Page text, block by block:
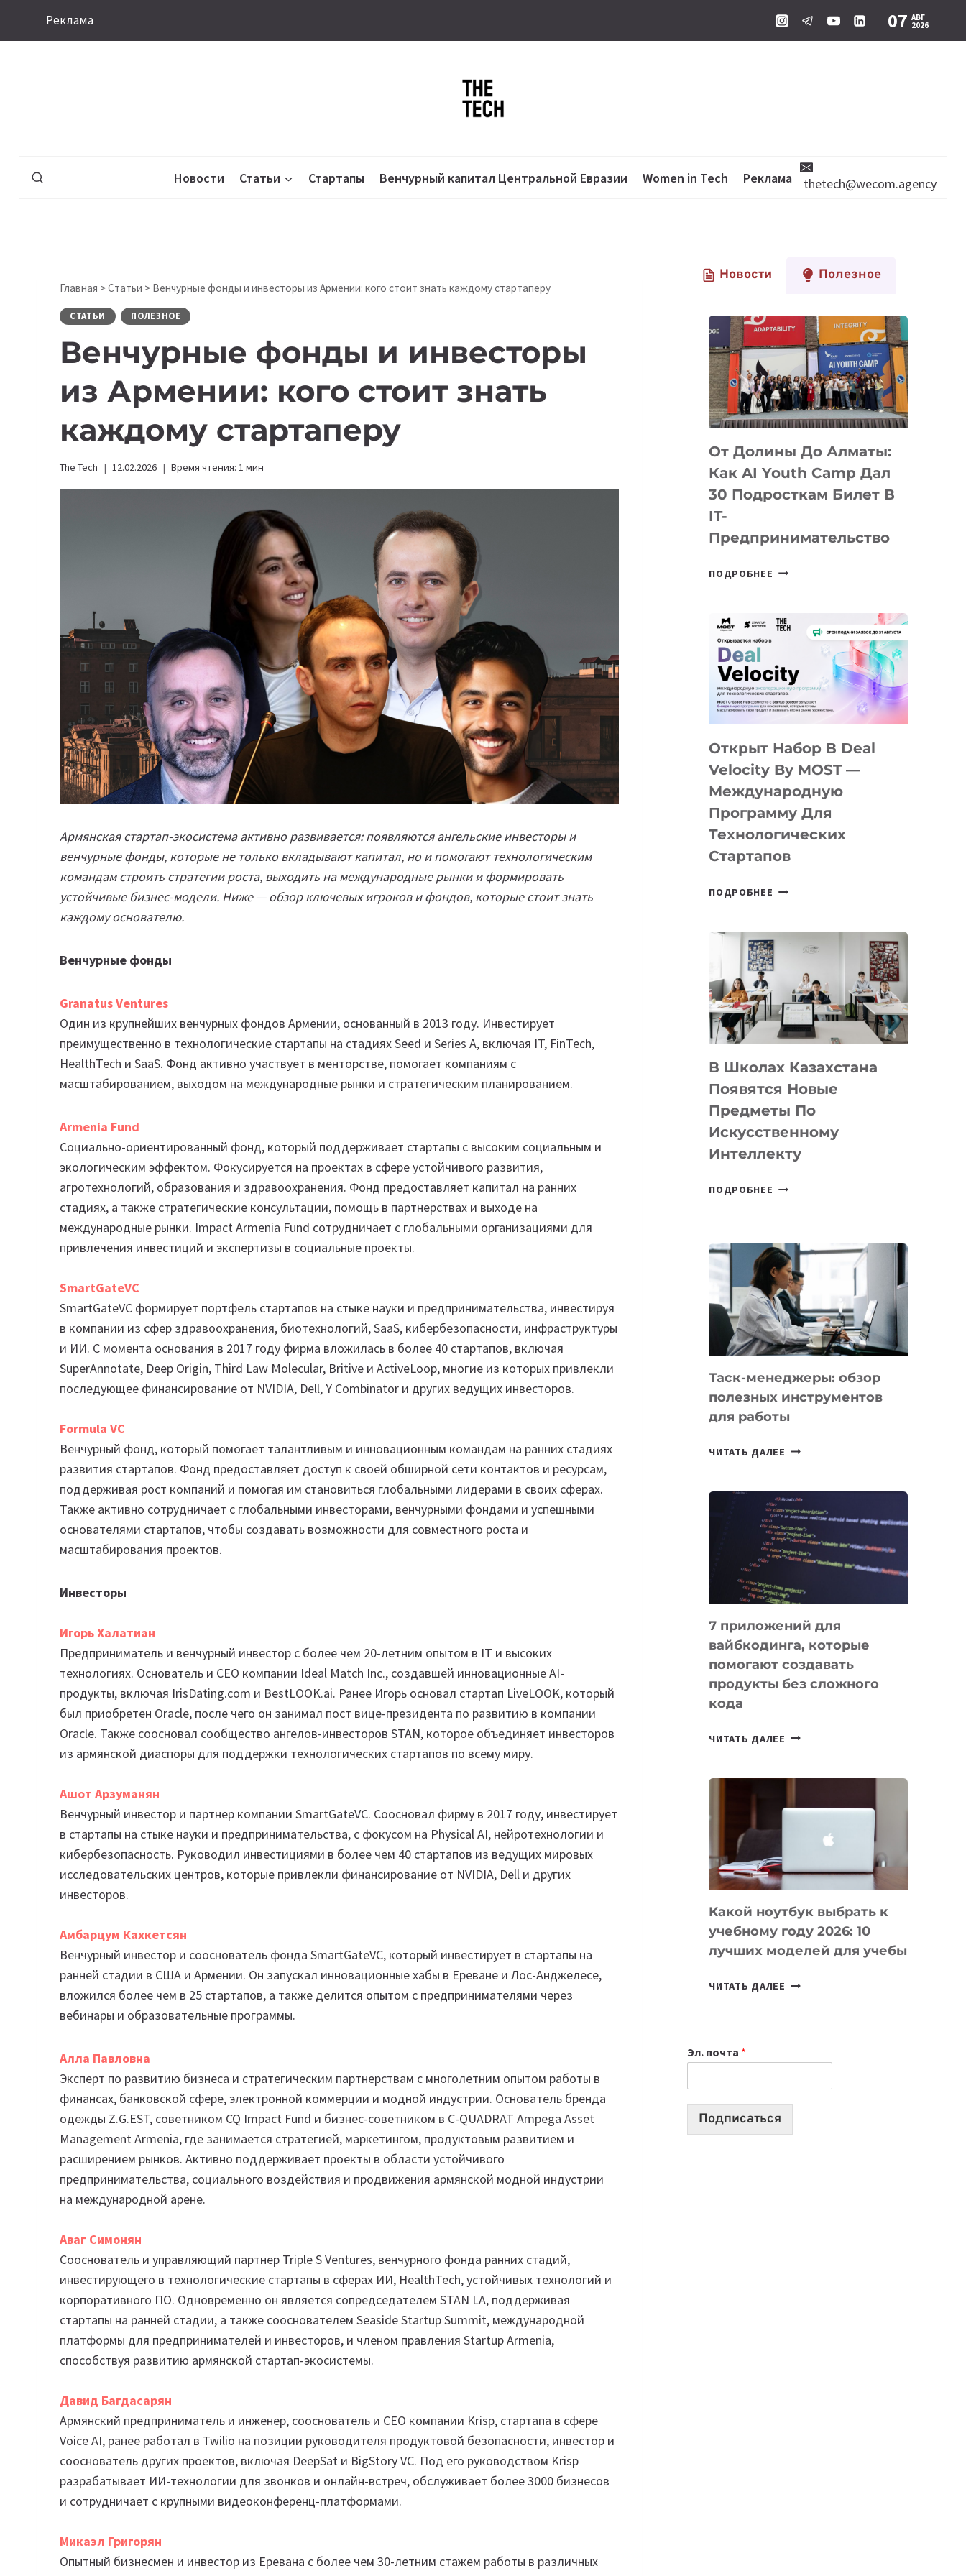
Реклама 07 АВГ
2026
Новости Статьи Стартапы Венчурный капитал Центральной Евразии Women in Tech Реклама thetech@wecom.agency
Главная >Статьи > Венчурные фонды и инвесторы из Армении: кого стоит знать каждому стартаперу
СТАТЬИ ПОЛЕЗНОЕ
Венчурные фонды и инвесторы
из Армении: кого стоит знать
каждому стартаперу
The Tech 12.02.2026 Время чтения: 1 мин
Армянская стартап-экосистема активно развивается: появляются ангельские инвесторы и
венчурные фонды, которые не только вкладывают капитал, но и помогают технологическим
командам строить стратегии роста, выходить на международные рынки и формировать
устойчивые бизнес-модели. Ниже — обзор ключевых игроков и фондов, которые стоит знать
каждому основателю.
Венчурные фонды
Granatus Ventures
Один из крупнейших венчурных фондов Армении, основанный в 2013 году. Инвестирует
преимущественно в технологические стартапы на стадиях Seed и Series A, включая IT, FinTech,
HealthTech и SaaS. Фонд активно участвует в менторстве, помогает компаниям с
масштабированием, выходом на международные рынки и стратегическим планированием.
Armenia Fund
Социально-ориентированный фонд, который поддерживает стартапы с высоким социальным и
экологическим эффектом. Фокусируется на проектах в сфере устойчивого развития,
агротехнологий, образования и здравоохранения. Фонд предоставляет капитал на ранних
стадиях, а также стратегические консультации, помощь в партнерствах и выходе на
международные рынки. Impact Armenia Fund сотрудничает с глобальными организациями для
привлечения инвестиций и экспертизы в социальные проекты.
SmartGateVC
SmartGateVC формирует портфель стартапов на стыке науки и предпринимательства, инвестируя
в компании из сфер здравоохранения, биотехнологий, SaaS, кибербезопасности, инфраструктуры
и ИИ. С момента основания в 2017 году фирма вложилась в более 40 стартапов, включая
SuperAnnotate, Deep Origin, Third Law Molecular, Britive и ActiveLoop, многие из которых привлекли
последующее финансирование от NVIDIA, Dell, Y Combinator и других ведущих инвесторов.
Formula VC
Венчурный фонд, который помогает талантливым и инновационным командам на ранних стадиях
развития стартапов. Фонд предоставляет доступ к своей обширной сети контактов и ресурсам,
поддерживая рост компаний и помогая им становиться глобальными лидерами в своих сферах.
Также активно сотрудничает с глобальными инвесторами, венчурными фондами и успешными
основателями стартапов, чтобы создавать возможности для совместного роста и
масштабирования проектов.
Инвесторы
Игорь Халатиан
Предприниматель и венчурный инвестор с более чем 20-летним опытом в IT и высоких
технологиях. Основатель и CEO компании Ideal Match Inc., создавшей инновационные AI-
продукты, включая IrisDating.com и BestLOOK.ai. Ранее Игорь основал стартап LiveLOOK, который
был приобретен Oracle, после чего он занимал пост вице-президента по развитию в компании
Oracle. Также соосновал сообщество ангелов-инвесторов STAN, которое объединяет инвесторов
из армянской диаспоры для поддержки технологических стартапов по всему миру.
Ашот Арзуманян
Венчурный инвестор и партнер компании SmartGateVC. Соосновал фирму в 2017 году, инвестирует
в стартапы на стыке науки и предпринимательства, с фокусом на Physical AI, нейротехнологии и
кибербезопасность. Руководил инвестициями в более чем 40 стартапов из ведущих мировых
исследовательских центров, которые привлекли финансирование от NVIDIA, Dell и других
инвесторов.
Амбарцум Кахкетсян
Венчурный инвестор и сооснователь фонда SmartGateVC, который инвестирует в стартапы на
ранней стадии в США и Армении. Он запускал инновационные хабы в Ереване и Лос-Анджелесе,
вложился более чем в 25 стартапов, а также делится опытом с предпринимателями через
вебинары и образовательные программы.
Алла Павловна
Эксперт по развитию бизнеса и стратегическим партнерствам с многолетним опытом работы в
финансах, банковской сфере, электронной коммерции и модной индустрии. Основатель бренда
одежды Z.G.EST, советником CQ Impact Fund и бизнес-советником в C-QUADRAT Ampega Asset
Management Armenia, где занимается стратегией, маркетингом, продуктовым развитием и
расширением рынков. Активно поддерживает проекты в области устойчивого
предпринимательства, социального воздействия и продвижения армянской модной индустрии
на международной арене.
Аваг Симонян
Сооснователь и управляющий партнер Triple S Ventures, венчурного фонда ранних стадий,
инвестирующего в технологические стартапы в сферах ИИ, HealthTech, устойчивых технологий и
корпоративного ПО. Одновременно он является сопредседателем STAN LA, поддерживая
стартапы на ранней стадии, а также сооснователем Seaside Startup Summit, международной
платформы для предпринимателей и инвесторов, и членом правления Startup Armenia,
способствуя развитию армянской стартап-экосистемы.
Давид Багдасарян
Армянский предприниматель и инженер, сооснователь и CEO компании Krisp, стартапа в сфере
Voice AI, ранее работал в Twilio на позиции руководителя продуктовой безопасности, инвестор и
сооснователь других проектов, включая DeepSat и BigStory VC. Под его руководством Krisp
разрабатывает ИИ-технологии для звонков и онлайн-встреч, обслуживает более 3000 бизнесов
и сотрудничает с крупными видеоконференц-платформами.
Микаэл Григорян
Опытный бизнесмен и инвестор из Еревана с более чем 30-летним стажем работы в различных
Новости Полезное
От Долины До Алматы:
Как AI Youth Camp Дал
30 Подросткам Билет В
IT-
Предпринимательство
ПОДРОБНЕЕ ОТ
АЛМАТЫ:
YOUTH
CAMP
ДАЛ
ПОДРОСТКАМ
БИЛЕТ
IT-
ПРЕДПРИНИМАТЕЛЬСТВО
Открыт Набор В Deal
Velocity By MOST —
Международную
Программу Для
Технологических
Стартапов
ПОДРОБНЕЕ ОТКРЫТ
DEAL
VELOCITY
MOST
—
МЕЖДУНАРОДНУЮ
ДЛЯ
ТЕХНОЛОГИЧЕСКИХ
СТАРТАПОВ
В Школах Казахстана
Появятся Новые
Предметы По
Искусственному
Интеллекту
ПОДРОБНЕЕ
НОВЫЕ
ПРЕДМЕТЫ
ПО
ИСКУССТВЕННОМУ
ИНТЕЛЛЕКТУ
Таск-менеджеры: обзор
полезных инструментов
для работы
ЧИТАТЬ ДАЛЕЕ ТАСК-
ПОЛЕЗНЫХ
ИНСТРУМЕНТОВ
ДЛЯ
РАБОТЫ
7 приложений для
вайбкодинга, которые
помогают создавать
продукты без сложного
кода
ЧИТАТЬ ДАЛЕЕ
КОТОРЫЕ
СОЗДАВАТЬ
БЕЗ
КОДА
Какой ноутбук выбрать к
учебному году 2026: 10
лучших моделей для учебы
ЧИТАТЬ ДАЛЕЕ КАКОЙ
2026:
10
Эл. почта *
Подписаться